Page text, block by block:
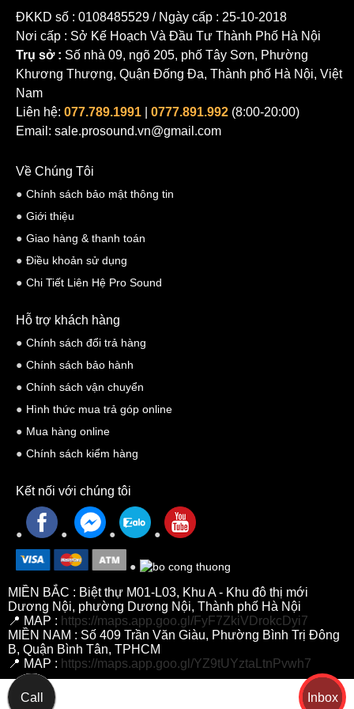
Cặp In/Out của khối đầu cuối vít kích thước 7,62 mm (cực +/-). Với
nắp đậy IP bảo vệ các đầu nối khỏi hơi ẩm trong các ứng dụng
ngoài trời. Ở mỗi cạnh bên của chiếc subwoofer NEXO eLS600 có
02 vị trí ốc M10 cho phép kết nối với giá treo chữ U, tấm cản hoặc
bu lông mắt.
Subwoofer NEXO eLS600 có một trình điều khiển
inchvới độ phân giải cao đặt trong một thùng loa được xây dựng
theo thiết kế phản xạ âm trầm. Màng loa giấy và gân vải tẩm dầu
để bảo vệ và tăng tuổi thọ của loa
Thông số kỹ thuật cụ thể của subwoofer NEXO eLS600
Subwoofer NEXO eLS600 có chỉ số SPL cực đại là 136dB, trọng
lượng của eLS600 là 26,3kg, kích thước Cao 423mm x Rộng
ĐKKD số : 0108485529 / Ngày cấp : 25-10-2018
Nơi cấp : Sở Kế Hoạch Và Đầu Tư Thành Phố Hà Nội
Trụ sở : Số nhà 09, ngõ 205, phố Tây Sơn, Phường
Khương Thượng, Quận Đống Đa, Thành phố Hà Nội, Việt
Nam
Liên hệ: 077.789.1991 0777.891.992 (8:00-20:00)
Email: sale.prosound.vn@gmail.com
Về Chúng Tôi
Chính sách bảo mật thông tin
Giới thiệu
Giao hàng & thanh toán
Điều khoản sử dụng
Chi Tiết Liên Hệ Pro Sound
Hỗ trợ khách hàng
Chính sách đổi trả hàng
Chính sách bảo hành
Chính sách vận chuyển
Hình thức mua trả góp online
Mua hàng online
Chính sách kiểm hàng
Kết nối với chúng tôi
MIỀN BẮC : Biệt thự M01-L03, Khu A - Khu đô thị mới
Dương Nội, phường Dương Nội, Thành phố Hà Nội
📍 MAP : https://maps.app.goo.gl/FyF7ZkiVDrokcDyi7
MIỀN NAM : Số 409 Trần Văn Giàu, Phường Bình Trị Đông
B, Quận Bình Tân, TPHCM
📍 MAP : https://maps.app.goo.gl/YZ9tUYztaLtnPvwh7
Call Inbox